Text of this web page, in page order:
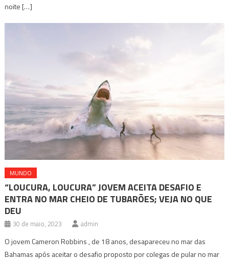
noite […]
MUNDO
“LOUCURA, LOUCURA” JOVEM ACEITA DESAFIO E
ENTRA NO MAR CHEIO DE TUBARÕES; VEJA NO QUE
DEU
30 de maio, 2023 admin
O jovem Cameron Robbins , de 18 anos, desapareceu no mar das
Bahamas após aceitar o desafio proposto por colegas de pular no mar